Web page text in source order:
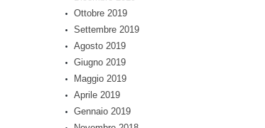
Ottobre 2019
Settembre 2019
Agosto 2019
Giugno 2019
Maggio 2019
Aprile 2019
Gennaio 2019